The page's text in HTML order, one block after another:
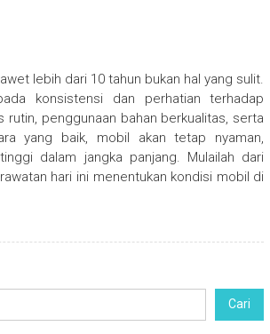
lebih dari 10 tahun bukan hal yang sulit.
konsistensi dan perhatian terhadap
rutin, penggunaan bahan berkualitas, serta
yang baik, mobil akan tetap nyaman,
dalam jangka panjang. Mulailah dari
hari ini menentukan kondisi mobil di
Cari